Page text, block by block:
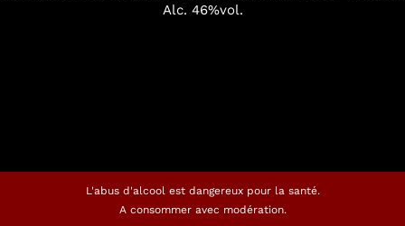
Alc. 46%vol.
L'abus d'alcool est dangereux pour la santé.
A consommer avec modération.